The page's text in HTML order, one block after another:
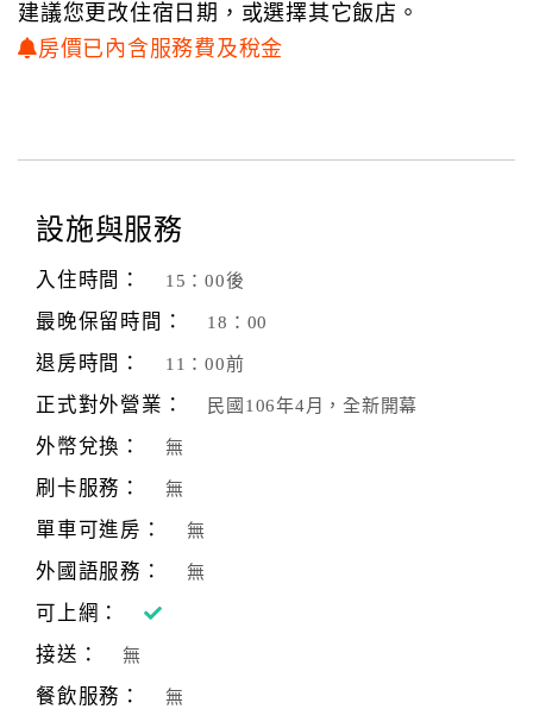
顧
顧
客
滿
度
訂
單
理
會
員
戶
建議您更改住宿日期，或選擇其它飯店。
房價已內含服務費及稅金
設施與服務
入住時間： 15：00後
最晚保留時間： 18：00
退房時間： 11：00前
正式對外營業： 民國106年4月，全新開幕
外幣兌換： 無
刷卡服務： 無
單車可進房： 無
外國語服務： 無
可上網：
接送：
無
餐飲服務： 無